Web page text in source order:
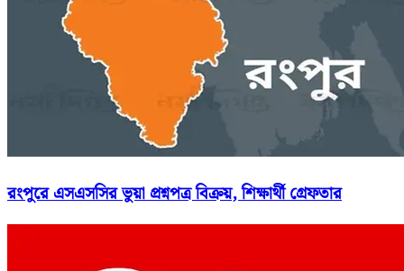
রংপুরে এসএসসির ভুয়া প্রশ্নপত্র বিক্রয়, শিক্ষার্থী গ্রেফতার